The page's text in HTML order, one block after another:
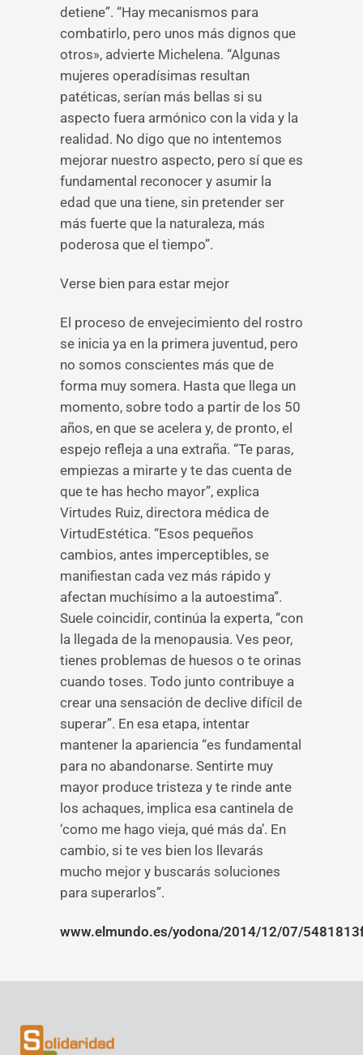
detiene”. “Hay mecanismos para
combatirlo, pero unos más dignos que
otros», advierte Michelena. “Algunas
mujeres operadísimas resultan
patéticas, serían más bellas si su
aspecto fuera armónico con la vida y la
realidad. No digo que no intentemos
mejorar nuestro aspecto, pero sí que es
fundamental reconocer y asumir la
edad que una tiene, sin pretender ser
más fuerte que la naturaleza, más
poderosa que el tiempo”.
Verse bien para estar mejor
El proceso de envejecimiento del rostro
se inicia ya en la primera juventud, pero
no somos conscientes más que de
forma muy somera. Hasta que llega un
momento, sobre todo a partir de los 50
años, en que se acelera y, de pronto, el
espejo refleja a una extraña. “Te paras,
empiezas a mirarte y te das cuenta de
que te has hecho mayor”, explica
Virtudes Ruiz, directora médica de
VirtudEstética. “Esos pequeños
cambios, antes imperceptibles, se
manifiestan cada vez más rápido y
afectan muchísimo a la autoestima”.
Suele coincidir, continúa la experta, “con
la llegada de la menopausia. Ves peor,
tienes problemas de huesos o te orinas
cuando toses. Todo junto contribuye a
crear una sensación de declive difícil de
superar”. En esa etapa, intentar
mantener la apariencia “es fundamental
para no abandonarse. Sentirte muy
mayor produce tristeza y te rinde ante
los achaques, implica esa cantinela de
‘como me hago vieja, qué más da’. En
cambio, si te ves bien los llevarás
mucho mejor y buscarás soluciones
para superarlos”.
www.elmundo.es/yodona/2014/12/07/